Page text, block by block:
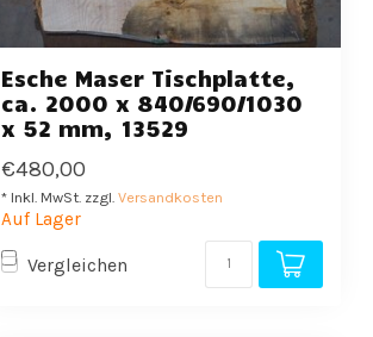
Esche Maser Tischplatte,
ca. 2000 x 840/690/1030
x 52 mm, 13529
€480,00
* Inkl. MwSt. zzgl. Versandkosten
Auf Lager
Vergleichen